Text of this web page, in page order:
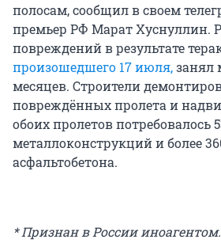
полосам, сообщил в своем
премьер РФ Марат Хуснуллин.
повреждений в результате
произошедшего 17 июля,занял
месяцев. Строители
повреждённых пролета и
обоих пролетов потребовалось
металлоконструкций и более
асфальтобетона.
* Признан в России иноагентом.